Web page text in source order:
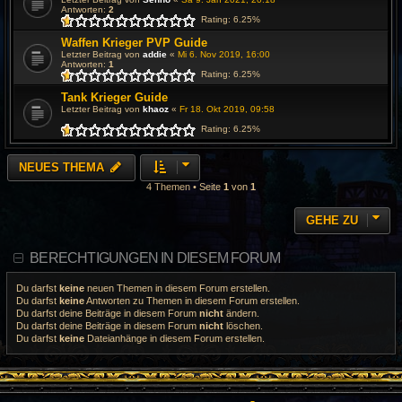
Antworten: 2
Rating: 6.25%
Waffen Krieger PVP Guide
Letzter Beitrag von addie « Mi 6. Nov 2019, 16:00
Antworten: 1
Rating: 6.25%
Tank Krieger Guide
Letzter Beitrag von khaoz « Fr 18. Okt 2019, 09:58
Rating: 6.25%
NEUES THEMA
4 Themen • Seite 1 von 1
GEHE ZU
BERECHTIGUNGEN IN DIESEM FORUM
Du darfst keine neuen Themen in diesem Forum erstellen.
Du darfst keineAntworten zu Themen in diesem Forum erstellen.
Du darfst deine Beiträge in diesem Forum nicht ändern.
Du darfst deine Beiträge in diesem Forum nicht löschen.
Du darfst keine Dateianhänge in diesem Forum erstellen.